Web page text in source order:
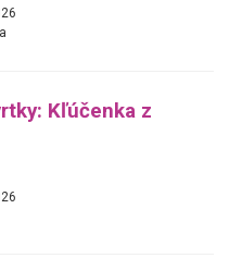
Kľúčenka z